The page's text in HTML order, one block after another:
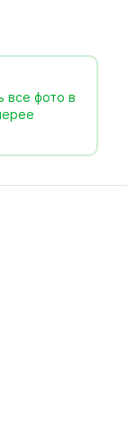
все фото в